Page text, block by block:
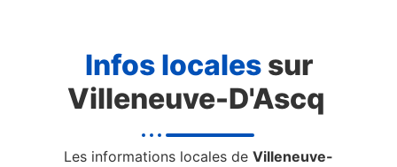
Infos localessur
Villeneuve-D'Ascq
Les informations locales de Villeneuve-